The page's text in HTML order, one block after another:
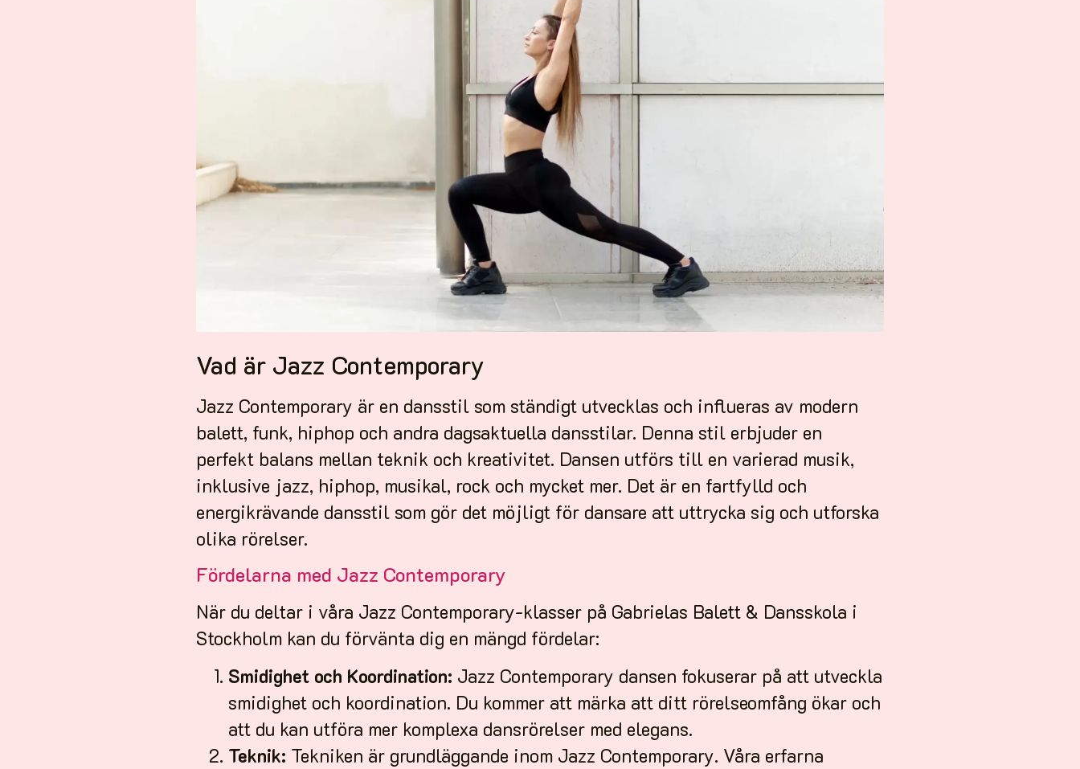
Vad är Jazz Contemporary
Jazz Contemporary är en dansstil som ständigt utvecklas och influeras av modern
balett, funk, hiphop och andra dagsaktuella dansstilar. Denna stil erbjuder en
perfekt balans mellan teknik och kreativitet. Dansen utförs till en varierad musik,
inklusive jazz, hiphop, musikal, rock och mycket mer. Det är en fartfylld och
energikrävande dansstil som gör det möjligt för dansare att uttrycka sig och utforska
olika rörelser.
Fördelarna med Jazz Contemporary
När du deltar i våra Jazz Contemporary-klasser på Gabrielas Balett & Dansskola i
Stockholm kan du förvänta dig en mängd fördelar:
Smidighet och Koordination: Jazz Contemporary dansen fokuserar på att utveckla
smidighet och koordination. Du kommer att märka att ditt rörelseomfång ökar och
att du kan utföra mer komplexa dansrörelser med elegans.
Teknik: Tekniken är grundläggande inom Jazz Contemporary. Våra erfarna